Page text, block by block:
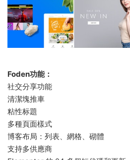
Foden功能：
社交分享功能
清潔塊推車
粘性标題
多種頁面樣式
博客布局：列表、網格、砌體
支持多供應商